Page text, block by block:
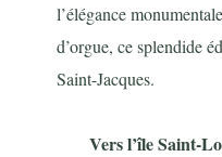
l’élégance
d’orgue, ce splendide
Saint-Jacques.
Vers l’île Saint-